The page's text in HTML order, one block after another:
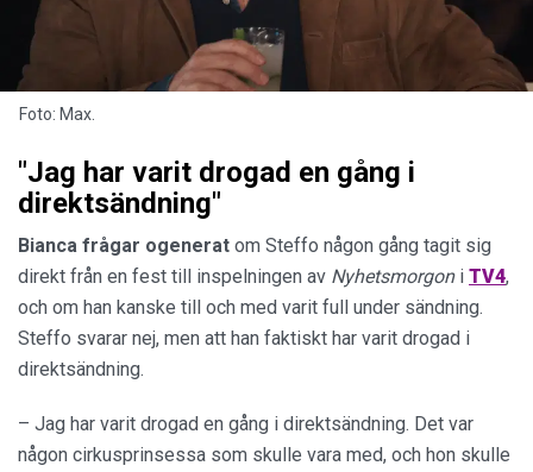
Foto: Max.
"Jag har varit drogad en gång i
direktsändning"
Bianca frågar ogenerat om Steffo någon gång tagit sig
direkt från en fest till inspelningen av Nyhetsmorgoni TV4,
och om han kanske till och med varit full under sändning.
Steffo svarar nej, men att han faktiskt har varit drogad i
direktsändning.
– Jag har varit drogad en gång i direktsändning. Det var
någon cirkusprinsessa som skulle vara med, och hon skulle